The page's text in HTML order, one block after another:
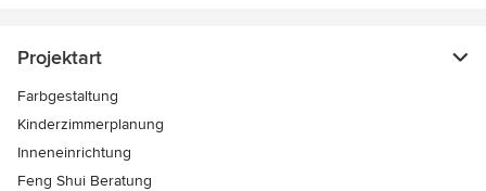
Projektart
Farbgestaltung
Kinderzimmerplanung
Inneneinrichtung
Feng Shui Beratung